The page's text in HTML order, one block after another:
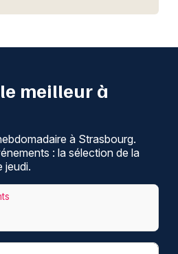
meilleur à
à Strasbourg.
: la sélection de la
jeudi.